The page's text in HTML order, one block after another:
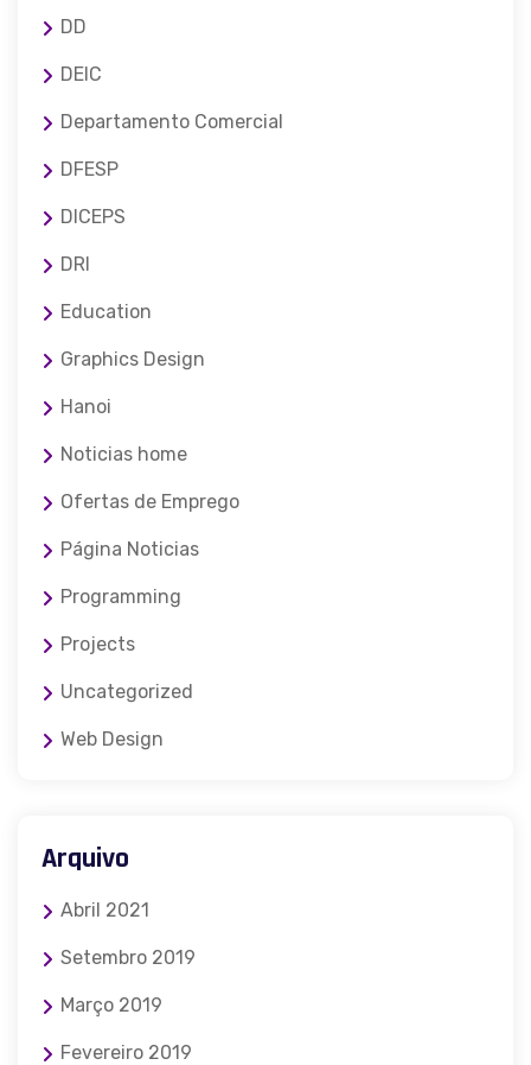
DD
DEIC
Departamento Comercial
DFESP
DICEPS
DRI
Education
Graphics Design
Hanoi
Noticias home
Ofertas de Emprego
Página Noticias
Programming
Projects
Uncategorized
Web Design
Arquivo
Abril 2021
Setembro 2019
Março 2019
Fevereiro 2019